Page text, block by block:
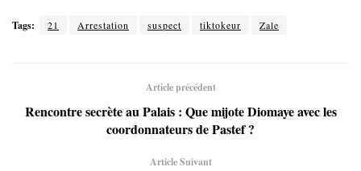
Tags: 21 Arrestation suspect tiktokeur Zale
Article précédent
Rencontre secrète au Palais : Que mijote Diomaye avec les
coordonnateurs de Pastef ?
Article Suivant